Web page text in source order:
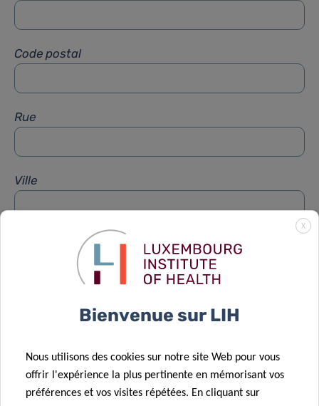
Code postal
Rue
Ville
X
Bienvenue sur LIH
Nous utilisons des cookies sur notre site Web pour vous
offrir l'expérience la plus pertinente en mémorisant vos
préférences et vos visites répétées. En cliquant sur